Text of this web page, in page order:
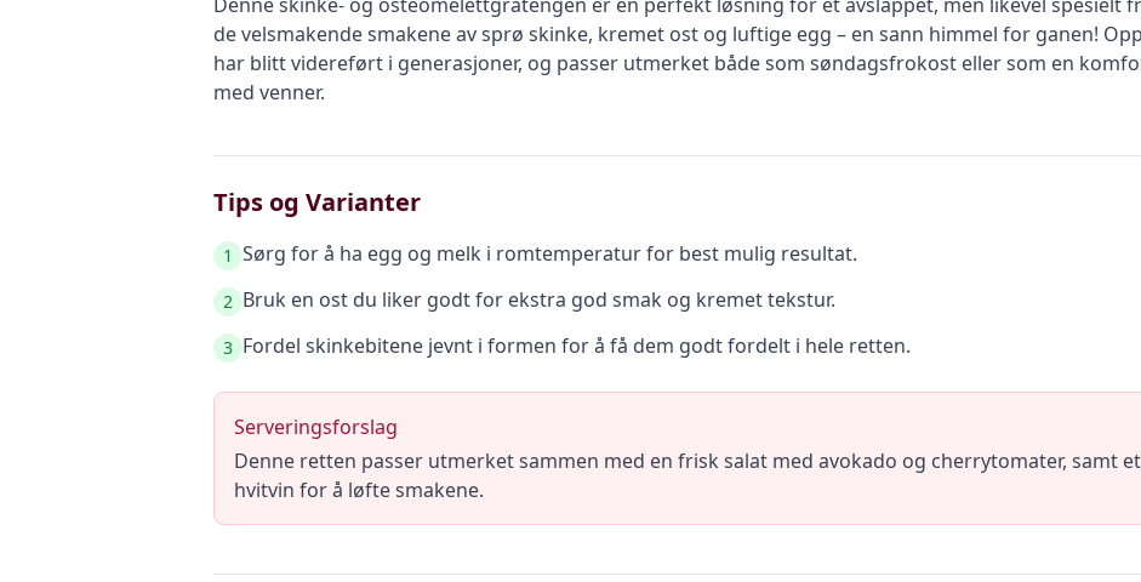
de velsmakende smakene av sprø skinke, kremet ost og luftige egg – en sann himmel for ganen!
har blitt videreført i generasjoner, og passer utmerket både som søndagsfrokost eller som en
med venner.
Tips og Varianter
1 Sørg for å ha egg og melk i romtemperatur for best mulig resultat.
2 Bruk en ost du liker godt for ekstra god smak og kremet tekstur.
3 Fordel skinkebitene jevnt i formen for å få dem godt fordelt i hele retten.
Serveringsforslag
Denne retten passer utmerket sammen med en frisk salat med avokado og cherrytomater, samt
hvitvin for å løfte smakene.